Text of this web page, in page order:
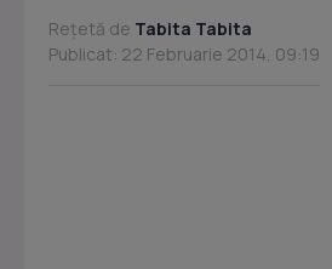
Rețetă de Tabita Tabita
Publicat: 22 Februarie 2014, 09:19